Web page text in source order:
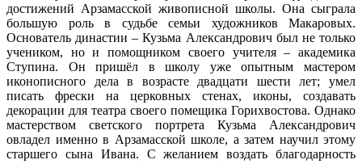
достижений Арзамасской живописной школы. Она сыграла
большую роль в судьбе семьи художников Макаровых.
Основатель династии – Кузьма Александрович был не только
учеником, но и помощником своего учителя – академика
Ступина. Он пришёл в школу уже опытным мастером
иконописного дела в возрасте двадцати шести лет; умел
писать фрески на церковных стенах, иконы, создавать
декорации для театра своего помещика Горихвостова. Однако
мастерством светского портрета Кузьма Александрович
овладел именно в Арзамасской школе, а затем научил этому
старшего сына Ивана. С желанием воздать благодарность